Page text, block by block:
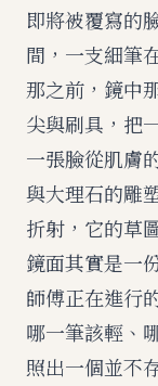
即將被覆寫的
間，一支細筆
那之前，鏡中
尖與刷具，把
一張臉從肌膚
與大理石的雕
折射，它的草
鏡面其實是一
師傅正在進行
哪一筆該輕、
照出一個並不